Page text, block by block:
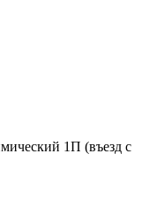
1П (въезд с